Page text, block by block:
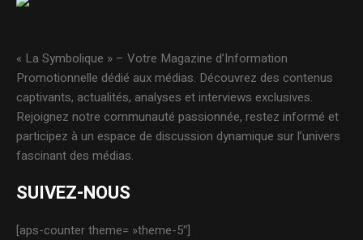
« La Symbolique » – Votre Magazine d’Information
Promotionnelle dédié aux médias. Découvrez des contenus
captivants, actualités, analyses et interviews exclusives.
Rejoignez notre communauté passionnée, restez informé et
participez à un espace de discussion dynamique sur l’univers
fascinant des médias.
SUIVEZ-NOUS
[aps-counter theme= »theme-5″]